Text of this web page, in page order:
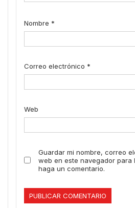
Nombre *
Correo electrónico *
Web
Guardar mi nombre, correo
web en este navegador para
haga un comentario.